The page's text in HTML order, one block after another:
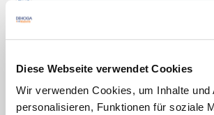
Diese Webseite verwendet Cookies
Wir verwenden Cookies, um Inhalte und
personalisieren, Funktionen für soziale
Einblick in die digitale
Ausbildungsbegleitung:
Wein - Basiswissen für